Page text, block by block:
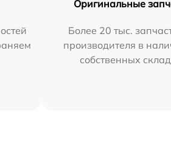
Оригинальные
Более 20 тыс.
производителя в
собственных